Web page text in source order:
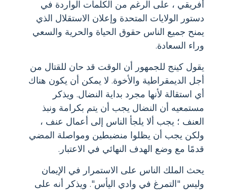
أفريقي ، على الرغم من الكلمات الواردة في
دستور الولايات المتحدة وإعلان الاستقلال الذي
يمنح جميع الناس حقوق الحياة والحرية والسعي
وراء السعادة.
يقول كينج للجمهور أن الوقت قد حان للقتال من
أجل الديمقراطية والأخوة. لا يمكن أن يكون هناك
أي استقالة لأنها مجرد بداية النضال. ويذكر
مستمعيه أن النضال يجب أن يتم بكرامة ونبذ
العنف ؛ يجب ألا يلجأ الناس إلى أعمال عنف ،
ولكن يجب أن يظلوا منضبطين ومواصلة المضي
قدمًا مع وضع الهدف النهائي في الاعتبار.
يحث الملك الناس على الاستمرار في الإيمان
وليس "التمرغ في وادي اليأس". ويذكر أنه على